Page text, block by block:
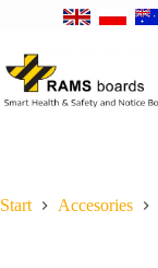
Start Accesories